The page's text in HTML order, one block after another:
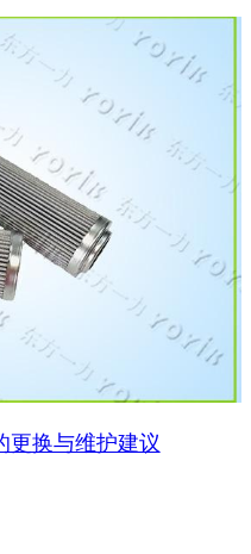
更换与维护建议